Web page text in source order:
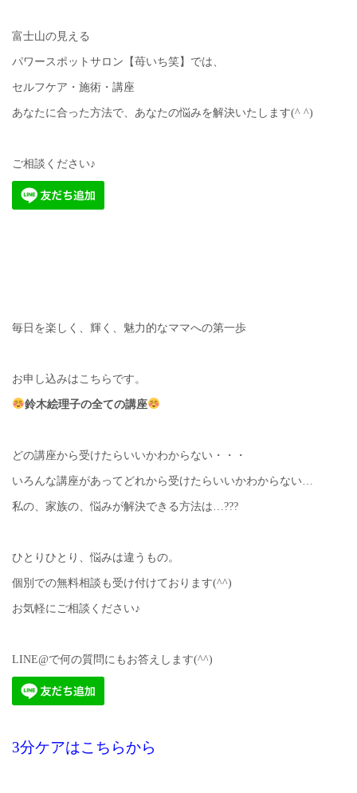
富士山の見える
パワースポットサロン【苺いち笑】では、
セルフケア・施術・講座
あなたに合った方法で、あなたの悩みを解決いたします(^ ^)
ご相談ください♪
毎日を楽しく、輝く、魅力的なママへの第一歩
お申し込みはこちらです。
鈴木絵理子の全ての講座
どの講座から受けたらいいかわからない・・・
いろんな講座があってどれから受けたらいいかわからない…
私の、家族の、悩みが解決できる方法は…???
ひとりひとり、悩みは違うもの。
個別での無料相談も受け付けております(^^)
お気軽にご相談ください♪
LINE@で何の質問にもお答えします(^^)
3分ケアはこちらから